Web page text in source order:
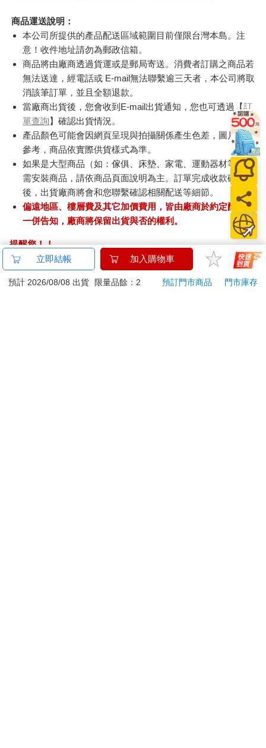
商品運送說明：
本公司所提供的產品配送區域範圍目前僅限台灣本島。注
意！收件地址請勿為郵政信箱。
商品將由廠商透過貨運或是郵局寄送。消費者訂購之商品若
無法送達，經電話或 E-mail無法聯繫逾三天者，本公司將取
消該筆訂單，並且全額退款。
當廠商出貨後，您會收到E-mail出貨通知，您也可透過【訂
單查詢】確認出貨情況。
產品顏色可能會因網頁呈現與拍攝關係產生色差，圖片僅供
參考，商品依實際供貨樣式為準。
如果是大型商品（如：傢俱、床墊、家電、運動器材等）及
需安裝商品，請依商品頁面說明為主。訂單完成收款確認
後，出貨廠商將會和您聯繫確認相關配送等細節。
偏遠地區、樓層費及其它加價費用，皆由廠商於約定配送時
一併告知，廠商將保留出貨與否的權利。
提醒您！！
金石堂及銀行均不會請您操作ATM! 如接獲電話要求您前往
ATM提款機，請不要聽從指示，以免受騙上當！
立即結帳 加入購物車
預計 2026/08/08 出貨 限量品餘：2 預訂門市商品 門市庫存